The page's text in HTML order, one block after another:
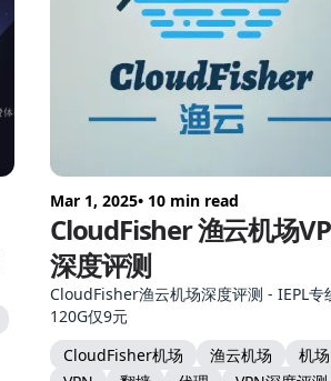
Mar 1, 2025• 10 min read
CloudFisher 渔云机场
深度评测
CloudFisher渔云机场深度评测 - IEPL专
120G仅9元
CloudFisher机场
渔云机场
机场